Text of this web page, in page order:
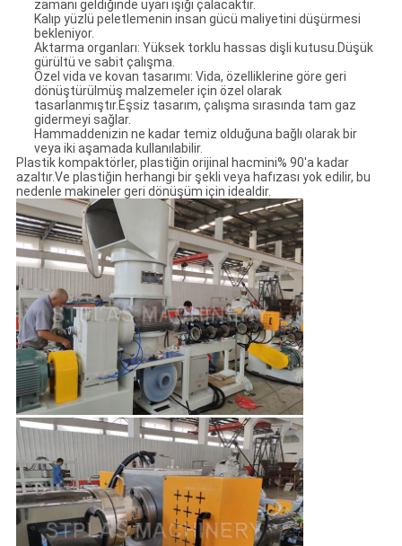
zamanı geldiğinde uyarı ışığı çalacaktır.
Kalıp yüzlü peletlemenin insan gücü maliyetini düşürmesi
bekleniyor.
Aktarma organları: Yüksek torklu hassas dişli kutusu.Düşük
gürültü ve sabit çalışma.
Özel vida ve kovan tasarımı: Vida, özelliklerine göre geri
dönüştürülmüş malzemeler için özel olarak
tasarlanmıştır.Eşsiz tasarım, çalışma sırasında tam gaz
gidermeyi sağlar.
Hammaddenizin ne kadar temiz olduğuna bağlı olarak bir
veya iki aşamada kullanılabilir.
Plastik kompaktörler, plastiğin orijinal hacmini% 90'a kadar
azaltır.Ve plastiğin herhangi bir şekli veya hafızası yok edilir, bu
nedenle makineler geri dönüşüm için idealdir.